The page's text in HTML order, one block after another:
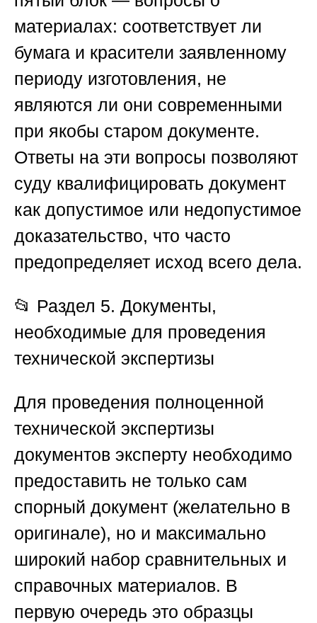
материалах: соответствует ли
бумага и красители заявленному
периоду изготовления, не
являются ли они современными
при якобы старом документе.
Ответы на эти вопросы позволяют
суду квалифицировать документ
как допустимое или недопустимое
доказательство, что часто
предопределяет исход всего дела.
📂 Раздел 5. Документы,
необходимые для проведения
технической экспертизы
Для проведения полноценной
технической экспертизы
документов эксперту необходимо
предоставить не только сам
спорный документ (желательно в
оригинале), но и максимально
широкий набор сравнительных и
справочных материалов. В
первую очередь это образцы